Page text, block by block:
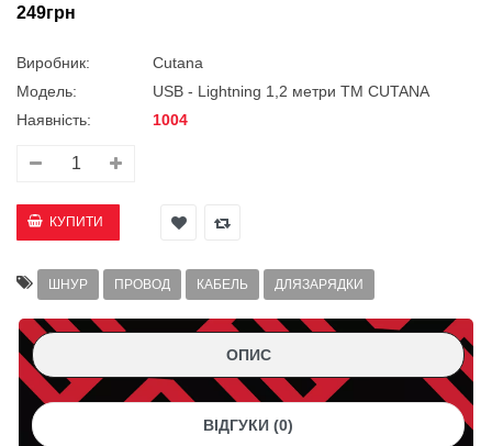
249грн
Виробник:
Cutana
Модель:
USB - Lightning 1,2 метри ТМ CUTANA
Наявність:
1004
ШНУР ПРОВОД КАБЕЛЬ ДЛЯЗАРЯДКИ
ОПИС
ВІДГУКИ (0)